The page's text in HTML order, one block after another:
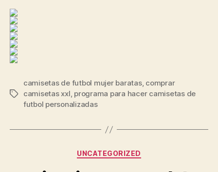
Etiquetas
camisetas de futbol mujer baratas, comprar
camisetas xxl, programa para hacer camisetas de
futbol personalizadas
Categorías
UNCATEGORIZED